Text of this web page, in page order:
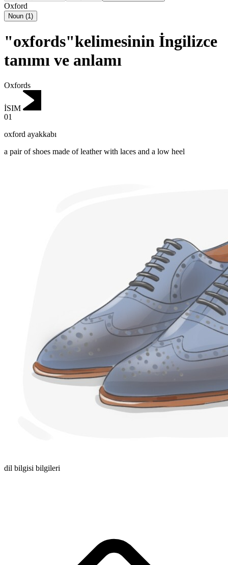
Oxford
Noun (1)
"oxfords"kelimesinin İngilizce
tanımı ve anlamı
Oxfords
İSIM
01
oxford ayakkabı
a pair of shoes made of leather with laces and a low heel
dil bilgisi bilgileri